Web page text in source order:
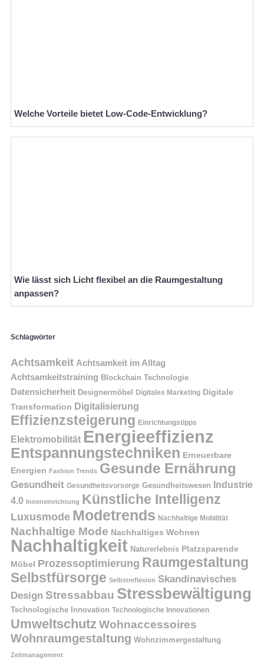
Welche Vorteile bietet Low-Code-Entwicklung?
Wie lässt sich Licht flexibel an die Raumgestaltung
anpassen?
Schlagwörter
Achtsamkeit Achtsamkeit im Alltag
Achtsamkeitstraining Blockchain Technologie
Datensicherheit Designermöbel Digitales Marketing Digitale
Transformation Digitalisierung
Effizienzsteigerung Einrichtungstipps
Elektromobilität Energieeffizienz
Entspannungstechniken Erneuerbare
Energien Fashion Trends Gesunde Ernährung
Gesundheit Gesundheitsvorsorge Gesundheitswesen
Industrie
4.0
Inneneinrichtung Künstliche Intelligenz
Luxusmode Modetrends Nachhaltige Mobilität
Nachhaltige Mode Nachhaltiges Wohnen
Nachhaltigkeit Naturerlebnis Platzsparende
Möbel
Prozessoptimierung Raumgestaltung
Selbstfürsorge Selbstreflexion Skandinavisches
Design Stressabbau Stressbewältigung
Technologische Innovation Technologische Innovationen
Umweltschutz Wohnaccessoires
Wohnraumgestaltung Wohnzimmergestaltung
Zeitmanagement